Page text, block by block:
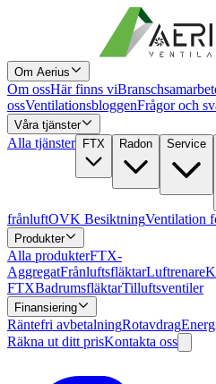
Om Aerius
Om ossHär finns vi
ossVentilationsbloggenFrågor och
Våra tjänster
Alla tjänster FTX Radon Service
frånluftOVK BesiktningVentilation
Produkter
Alla produkterFTX-
AggregatFrånluftsfläktarLuftrenare
FTXBadrumsfläktarTilluftsventiler
Finansiering
Räntefri avbetalningRotavdrag
Räkna ut ditt prisKontakta oss